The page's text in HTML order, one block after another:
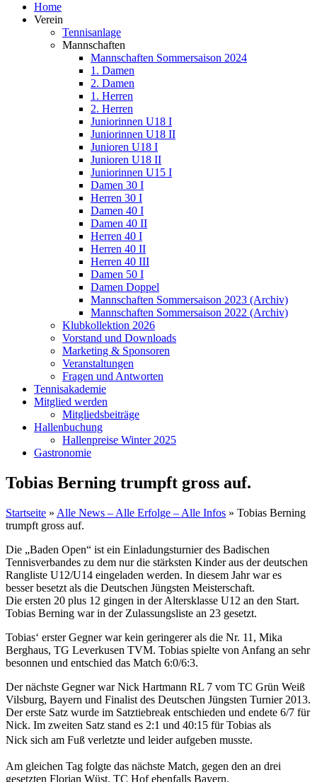
Home
Verein
Tennisanlage
Mannschaften
Mannschaften Sommersaison 2024
1. Damen
2. Damen
1. Herren
2. Herren
Juniorinnen U18 I
Juniorinnen U18 II
Junioren U18 I
Junioren U18 II
Juniorinnen U15 I
Damen 30 I
Herren 30 I
Damen 40 I
Damen 40 II
Herren 40 I
Herren 40 II
Herren 40 III
Damen 50 I
Damen Doppel
Mannschaften Sommersaison 2023 (Archiv)
Mannschaften Sommersaison 2022 (Archiv)
Klubkollektion 2026
Vorstand und Downloads
Marketing & Sponsoren
Veranstaltungen
Fragen und Antworten
Tennisakademie
Mitglied werden
Mitgliedsbeiträge
Hallenbuchung
Hallenpreise Winter 2025
Gastronomie
Tobias Berning trumpft gross auf.
Startseite » Alle News – Alle Erfolge – Alle Infos » Tobias Berning
trumpft gross auf.
Die „Baden Open“ ist ein Einladungsturnier des Badischen
Tennisverbandes zu dem nur die stärksten Kinder aus der deutschen
Rangliste U12/U14 eingeladen werden. In diesem Jahr war es
besser besetzt als die Deutschen Jüngsten Meisterschaft.
Die ersten 20 plus 12 gingen in der Altersklasse U12 an den Start.
Tobias Berning war in der Zulassungsliste an 23 gesetzt.
Tobias‘ erster Gegner war kein geringerer als die Nr. 11, Mika
Berghaus, TG Leverkusen TVM. Tobias spielte von Anfang an sehr
besonnen und entschied das Match 6:0/6:3.
Der nächste Gegner war Nick Hartmann RL 7 vom TC Grün Weiß
Vilsburg, Bayern und Finalist des Deutschen Jüngsten Turnier 2013.
Der erste Satz wurde im Satztiebreak entschieden und endete 6/7 für
Nick. Im zweiten Satz stand es 2:1 und 40:15 für Tobias als
Nick sich am Fuß verletzte und leider aufgeben musste.
Am gleichen Tag folgte das nächste Match, gegen den an drei
gesetzten Florian Wüst, TC Hof ebenfalls Bayern.